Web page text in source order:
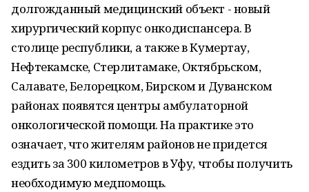
долгожданный медицинский объект - новый
хирургический корпус онкодиспансера. В
столице республики, а также в Кумертау,
Нефтекамске, Стерлитамаке, Октябрьском,
Салавате, Белорецком, Бирском и Дуванском
районах появятся центры амбулаторной
онкологической помощи. На практике это
означает, что жителям районов не придется
ездить за 300 километров в Уфу, чтобы получить
необходимую медпомощь.